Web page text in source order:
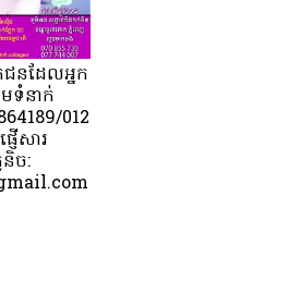
នដែលអ្នក
ទំនាក់
012
ើសារ
ច: